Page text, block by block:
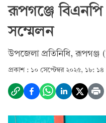
রূপগঞ্জে বিএনপি
সম্মেলন
উপজেলা প্রতিনিধি, রূপগঞ্জ
প্রকাশ : ১০ সেপ্টেম্বর ২০২৫, ১৮: ১৪